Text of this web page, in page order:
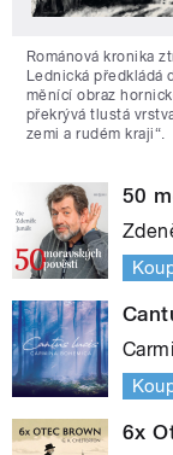
Románová kronika
Lednická předkládá
měnící obraz
překrývá tlustá
zemi a rudém kraji“.
50
6x